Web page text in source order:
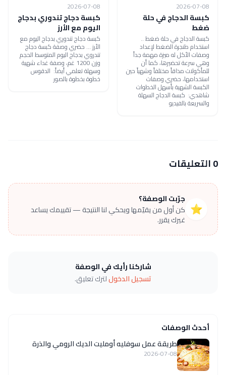
2026-07-08
كبسة الدجاج في حلة
ضغط
كبسة الدجاج في حلة ضغط ..
استخدام طنجرة الضغط لإعداد
وصفات الأكل له ميزة مهمة جداً
وهي سرعة تحضيرها، كما أن
للمأكولات مذاقاً مختلفاً وشهياً حين
استخدامها، حضري وصفات
الكبسة الشهية بأسهل الخطوات
شاهدي: كبسة الدجاج السهلة
والسريعة بالفيديو
2026-07-08
كبسة دجاج تندوري بدجاج
اليوم مع الأرز
كبسة دجاج تندوري بدجاج اليوم مع
الأرز ... حضري وصفة كبسة دجاج
تندروي بدجاج اليوم المتوسط الحجم
وزن 1200 غم، وصفة غداء شهية
وسهلة تعلمي أيضاً: الدقوس
خطوة بخطوة بالصور
0 التعليقات
⭐
جرّبت الوصفة؟
كن أول من يقيّمها ويحكي لنا النتيجة — تقييمك يساعد
غيرك يقرر.
شاركنا رأيك في الوصفة
تسجيل الدخوللترك تعليق.
أحدث الوصفات
طريقة عمل سوفليه أومليت الديك الرومي والذرة
2026-07-08